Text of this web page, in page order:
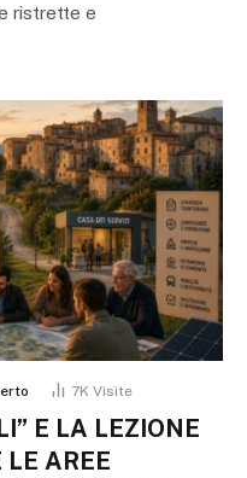
ristrette e
7K Visite
E LA LEZIONE
LE AREE